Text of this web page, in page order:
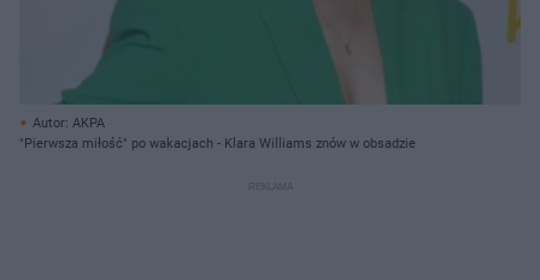
Autor: AKPA
"Pierwsza miłość" po wakacjach - Klara Williams znów w obsadzie